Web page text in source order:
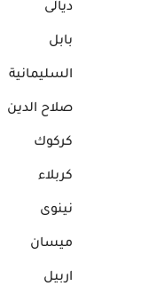
ديالى
بابل
السليمانية
صلاح الدين
كركوك
كربلاء
نينوى
ميسان
اربيل